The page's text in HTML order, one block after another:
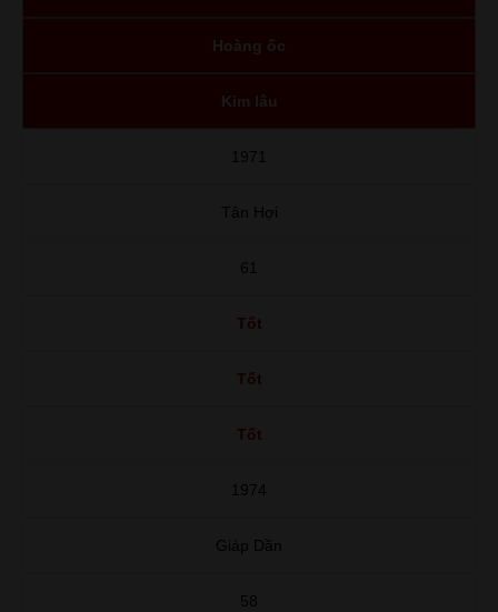
Hoàng ốc
Kim lâu
1971
Tân Hợi
61
Tốt
Tốt
Tốt
1974
Giáp Dần
58